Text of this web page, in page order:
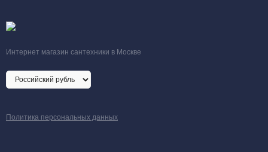
Интернет магазин сантехники в Москве
Политика персональных данных